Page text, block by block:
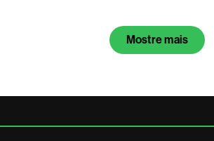
Mostre mais